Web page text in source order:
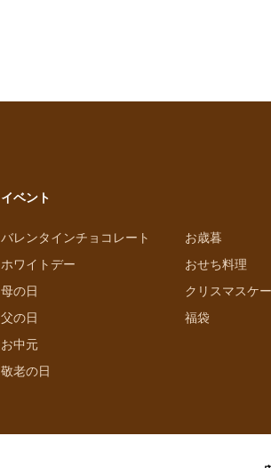
イベント
バレンタインチョコレート
ホワイトデー
母の日
父の日
お中元
敬老の日
お歳暮
おせち料理
クリスマスケ
福袋